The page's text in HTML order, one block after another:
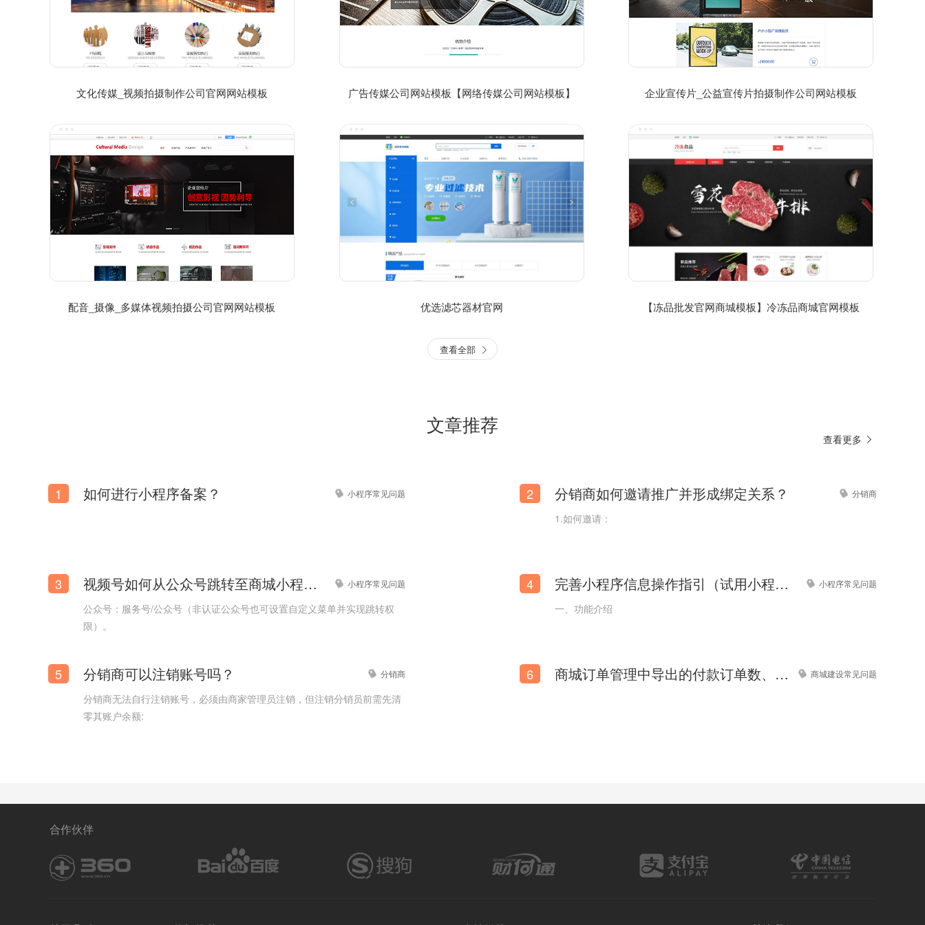
文化传媒_视频拍摄制作公司官网网站模板 广告传媒公司网站模板【网络传媒公司网站模板】 企业宣传片_公益宣传片拍摄制作公司网站模板
配音_摄像_多媒体视频拍摄公司官网网站模板 优选滤芯器材官网 【冻品批发官网商城模板】冷冻品商城官网模板
配近视眼镜网站模板【品牌眼镜网站模板】
查看全部
文章推荐
查看更多
1 如何进行小程序备案？ 小程序常见问题 2 分销商如何邀请推广并形成绑定关系？ 分销商
1.如何邀请：
3 视频号如何从公众号跳转至商城小程序？ 小程序常见问题
公众号：服务号/公众号（非认证公众号也可设置自定义菜单并实现跳转权
限）。
4 完善小程序信息操作指引（试用小程序） 小程序常见问题
一、功能介绍
5 分销商可以注销账号吗？ 分销商
分销商无法自行注销账号，必须由商家管理员注销，但注销分销员前需先清
零其账户余额:
6 商城订单管理中导出的付款订单数、付款金额与数据统计的数据对不上，怎么处理？ 商城建设常见问题
合作伙伴